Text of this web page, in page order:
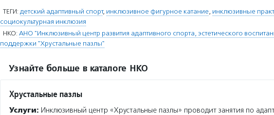
ТЕГИ: детский адаптивный спорт, инклюзивное фигурное катание, инклюзивные
социокультурная инклюзия
НКО: АНО "Инклюзивный центр развития адаптивного спорта, эстетического
поддержки "Хрустальные пазлы"
Узнайте больше в каталоге НКО
Хрустальные пазлы
Услуги: Инклюзивный центр «Хрустальные пазлы» проводит занятия по